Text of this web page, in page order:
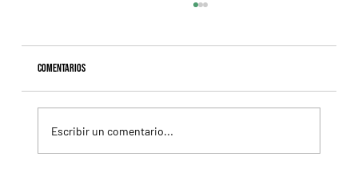
Comentarios
Escribir un comentario...